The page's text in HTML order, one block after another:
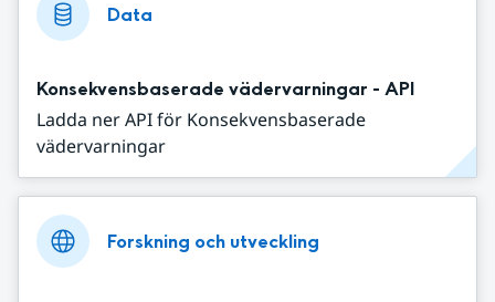
Data
Konsekvensbaserade vädervarningar - API
Ladda ner API för Konsekvensbaserade
vädervarningar
Forskning och utveckling